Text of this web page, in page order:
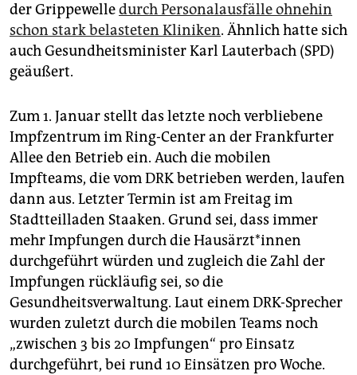
der Grippewelledurch Personalausfälle ohnehin
schon stark belasteten Kliniken. Ähnlich hatte sich
auch Gesundheitsminister Karl Lauterbach (SPD)
geäußert.
Zum 1. Januar stellt das letzte noch verbliebene
Impfzentrum im Ring-Center an der Frankfurter
Allee den Betrieb ein. Auch die mobilen
Impfteams, die vom DRK betrieben werden, laufen
dann aus. Letzter Termin ist am Freitag im
Stadtteilladen Staaken. Grund sei, dass immer
mehr Impfungen durch die Haus­ärz­t*in­nen
durchgeführt würden und zugleich die Zahl der
Impfungen rückläufig sei, so die
Gesundheitsverwaltung. Laut einem DRK-Sprecher
wurden zuletzt durch die mobilen Teams noch
„zwischen 3 bis 20 Impfungen“ pro Einsatz
durchgeführt, bei rund 10 Einsätzen pro Woche.